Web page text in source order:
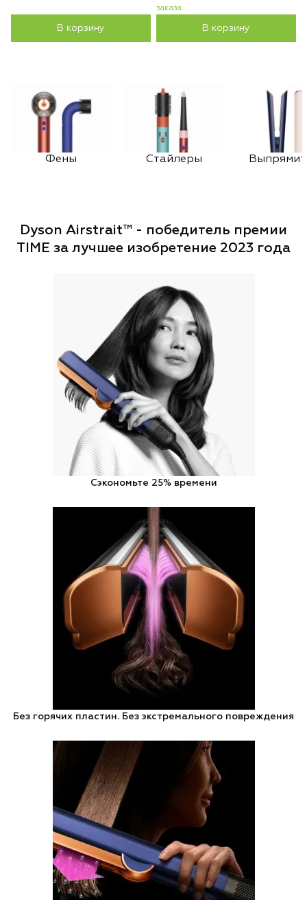
В корзину
заказа.
В корзину
Фены Стайлеры
Dyson Airstrait™ - победитель премии
TIME за лучшее изобретение 2023 года
Сэкономьте 25% времени
Без горячих пластин. Без экстремального повреждения